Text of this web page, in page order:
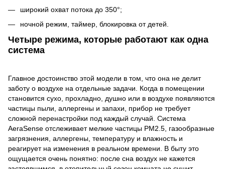
широкий охват потока до 350°;
ночной режим, таймер, блокировка от детей.
Четыре режима, которые работают как одна
система
Главное достоинство этой модели в том, что она не делит
заботу о воздухе на отдельные задачи. Когда в помещении
становится сухо, прохладно, душно или в воздухе появляются
частицы пыли, аллергены и запахи, прибор не требует
сложной перенастройки под каждый случай. Система
AeraSense отслеживает мелкие частицы PM2.5, газообразные
загрязнения, аллергены, температуру и влажность и
реагирует на изменения в реальном времени. В быту это
ощущается очень понятно: после сна воздух не кажется